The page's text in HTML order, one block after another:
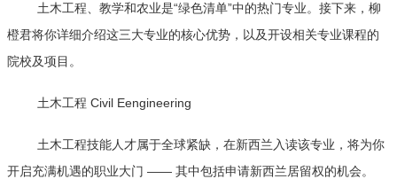
土木工程、教学和农业是“绿色清单”中的热门专业。接下来，柳
橙君将你详细介绍这三大专业的核心优势，以及开设相关专业课程的
院校及项目。
土木工程 Civil Eengineering
土木工程技能人才属于全球紧缺，在新西兰入读该专业，将为你
开启充满机遇的职业大门 —— 其中包括申请新西兰居留权的机会。